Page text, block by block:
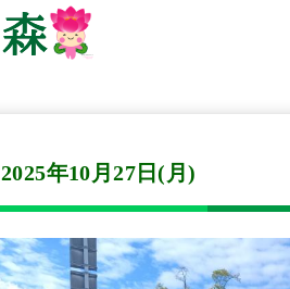
2025年10月27日(月)